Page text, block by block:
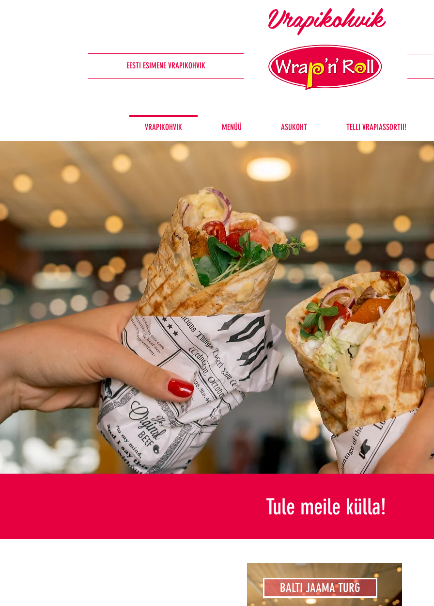
Vrapikohvik
EESTI ESIMENE VRAPIKOHVIK
VRAPIKOHVIK MENÜÜ ASUKOHT TELLI VRAPIASSORTII!
Tule meile külla!
BALTI JAAMA TURG